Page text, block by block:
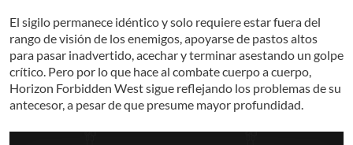
El sigilo permanece idéntico y solo requiere estar fuera del
rango de visión de los enemigos, apoyarse de pastos altos
para pasar inadvertido, acechar y terminar asestando un golpe
crítico. Pero por lo que hace al combate cuerpo a cuerpo,
Horizon Forbidden West sigue reflejando los problemas de su
antecesor, a pesar de que presume mayor profundidad.